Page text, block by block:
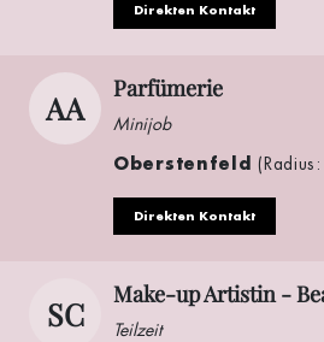
Direkten Kontakt
AA
Parfümerie
Minijob
Oberstenfeld
Direkten Kontakt
SC
Make-up Artistin -
Teilzeit